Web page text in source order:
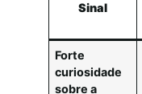
Sinal
Forte
curiosidade
sobre a